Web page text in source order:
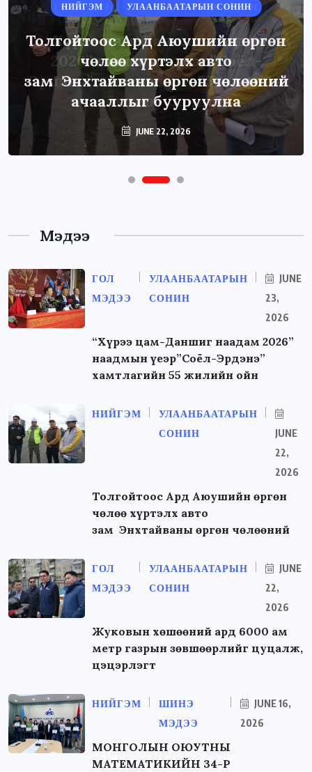
НИЙГЭМ УЛААНБААТАРЫН СОНИН
Толгойтоос Ард Аюушийн өргөн
чөлөө хүртэлх авто
зам Энхтайваны өргөн чөлөөний
ачааллыг бууруулна
JUNE 22, 2026
Мэдээ
ГОЛ
МЭДЭЭ
УЛААНБААТАРЫН
СОНИН
JUNE
23,
2026
“Хүрээ цам-Даншиг наадам 2026”
наадмын үеэр”Соёл-Эрдэнэ”
хамтлагийн 55 жилийн ойн
НИЙГЭМ
УЛААНБААТАРЫН
СОНИН
JUNE
22,
2026
Толгойтоос Ард Аюушийн өргөн
чөлөө хүртэлх авто
зам Энхтайваны өргөн чөлөөний
ГОЛ
МЭДЭЭ
УЛААНБААТАРЫН
СОНИН
JUNE
22,
2026
Жуковын хөшөөний ард 6000 ам
метр газрын зөвшөөрлийг цуцалж,
цэцэрлэгт
НИЙГЭМ
ШИНЭ
МЭДЭЭ
JUNE 16,
2026
МОНГОЛЫН ОЮУТНЫ
МАТЕМАТИКИЙН 34-Р